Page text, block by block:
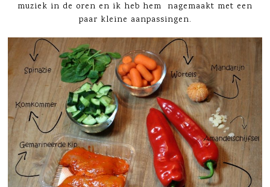
muziek in de oren en ik heb hem nagemaakt met een
paar kleine aanpassingen.